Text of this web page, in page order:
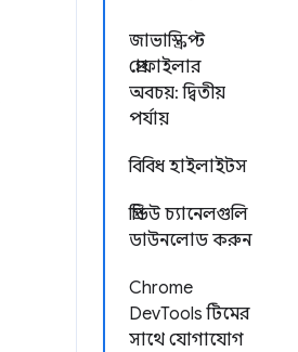
জাভাস্ক্রিপ্ট
প্রোফাইলার
অবচয়: দ্বিতীয়
পর্যায়
বিবিধ হাইলাইটস
প্রিভিউ চ্যানেলগুলি
ডাউনলোড করুন
Chrome
DevTools টিমের
সাথে যোগাযোগ